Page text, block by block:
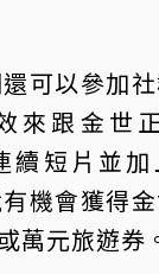
可以參加
來跟金世
續短片並
機會獲得
萬元旅遊券